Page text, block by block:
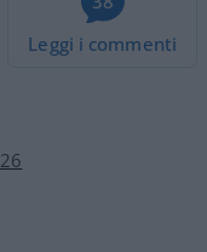
Leggi i commenti